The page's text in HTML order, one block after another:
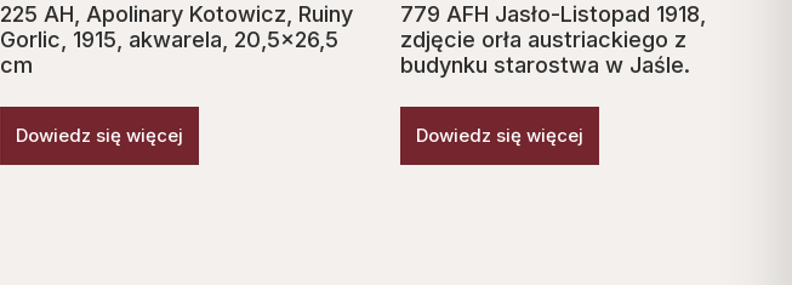
225 AH, Apolinary Kotowicz, Ruiny
Gorlic, 1915, akwarela, 20,5×26,5
cm
Dowiedz się więcej
779 AFH Jasło-Listopad 1918,
zdjęcie orła austriackiego z
budynku starostwa w Jaśle.
Dowiedz się więcej